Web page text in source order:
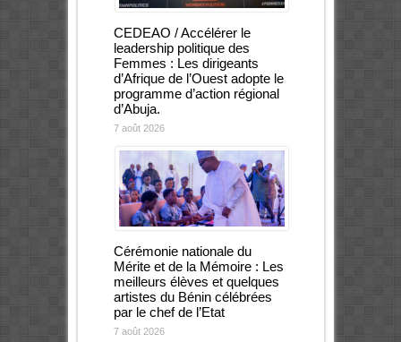
CEDEAO / Accélérer le
leadership politique des
Femmes : Les dirigeants
d’Afrique de l’Ouest adopte le
programme d’action régional
d’Abuja.
7 août 2026
Cérémonie nationale du
Mérite et de la Mémoire : Les
meilleurs élèves et quelques
artistes du Bénin célébrées
par le chef de l’Etat
7 août 2026